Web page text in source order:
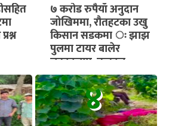
७ करोड रुपैयाँ अनुदान
जोखिममा, रौतहटका उखु
किसान सडकमा ः झाझ
पुलमा टायर बालेर
चक्काजाम, तत्काल
भुक्तानी सुनिश्चित गर्न माग
४